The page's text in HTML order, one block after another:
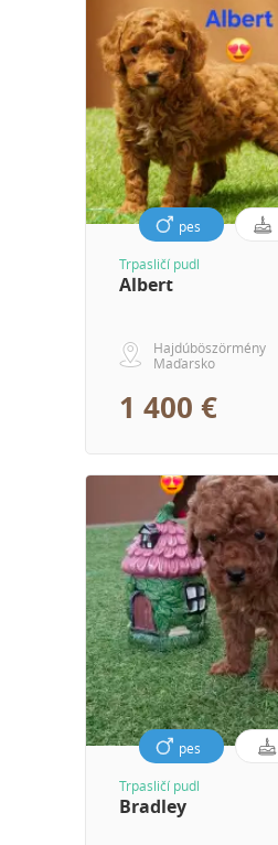
pes
Trpasličí pudl
Albert
Hajdúböszörmény
Maďarsko
1 400 €
pes
Trpasličí pudl
Bradley